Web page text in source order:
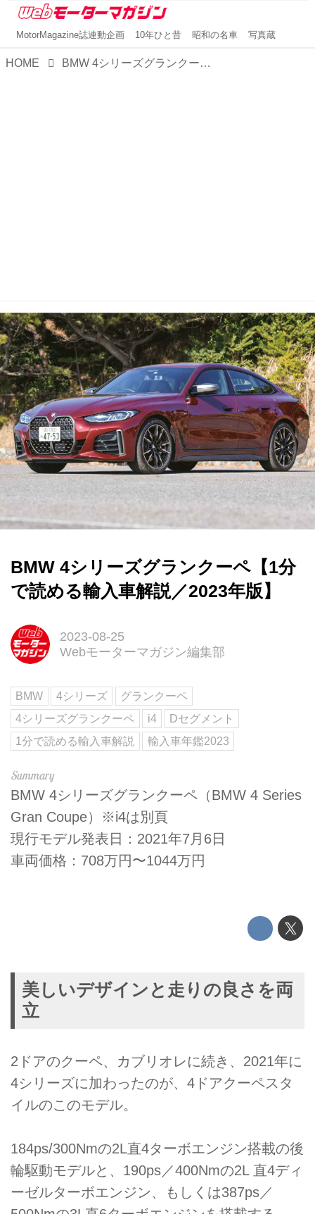
MotorMagazine誌連動企画 10年ひと昔 昭和の名車 写真蔵
HOME BMW 4シリーズグランクーペ【1分で読める輸入車解説／2023年版】
BMW 4シリーズグランクーペ【1分
で読める輸入車解説／2023年版】
2023-08-25
Webモーターマガジン編集部
BMW 4シリーズ
グランクーペ
4シリーズグランクーペ
i4
Dセグメント
1分で読める輸入車解説
輸入車年鑑2023
BMW 4シリーズグランクーペ（BMW 4 Series
Gran Coupe）※i4は別頁
現行モデル発表日：2021年7月6日
車両価格：708万円〜1044万円
美しいデザインと走りの良さを両
立
2ドアのクーペ、カブリオレに続き、2021年に
4シリーズに加わったのが、4ドアクーペスタ
イルのこのモデル。
184ps/300Nmの2L直4ターボエンジン搭載の後
輪駆動モデルと、190ps／400Nmの2L 直4ディ
ーゼルターボエンジン、もしくは387ps／